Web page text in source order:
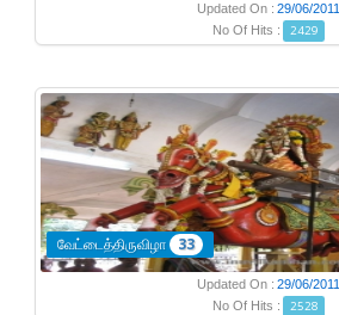
Updated On : 29/06/2011
No Of Hits :
2429
வேட்டைத்திருவிழா 33
Updated On : 29/06/2011
No Of Hits :
2528